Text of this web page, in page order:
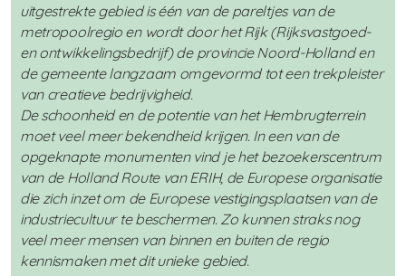
uitgestrekte gebied is één van de pareltjes van de
metropoolregio en wordt door het Rijk (Rijksvastgoed-
en ontwikkelingsbedrijf) de provincie Noord-Holland en
de gemeente langzaam omgevormd tot een trekpleister
van creatieve bedrijvigheid.
De schoonheid en de potentie van het Hembrugterrein
moet veel meer bekendheid krijgen. In een van de
opgeknapte monumenten vind je het bezoekerscentrum
van de Holland Route van ERIH, de Europese organisatie
die zich inzet om de Europese vestigingsplaatsen van de
industriecultuur te beschermen. Zo kunnen straks nog
veel meer mensen van binnen en buiten de regio
kennismaken met dit unieke gebied.